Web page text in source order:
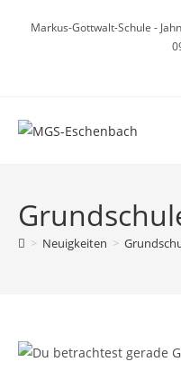
InhaltMarkus-Gottwalt-Schule -
> Neuigkeiten >